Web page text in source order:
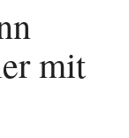
mit